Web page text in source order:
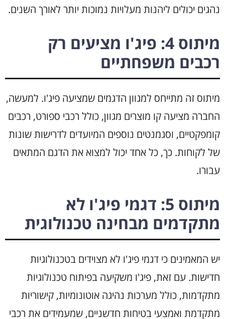
נהגים יכולים ליהנות מעלויות נמוכות יותר לאורך השנים.
מיתוס 4: פיג'ו מציעים רק
רכבים משפחתיים
מיתוס זה מתייחס למגוון הדגמים שמציעה פיג'ו. למעשה,
החברה מציעה קו מוצרים מגוון, כולל רכבי ספורט, רכבים
קומפקטיים, וסגמנטים נוספים המיועדים לדרישות שונות
של לקוחות. כך, כל אחד יכול למצוא את הדגם המתאים
עבורו.
מיתוס 5: דגמי פיג'ו לא
מתקדמים מבחינה טכנולוגית
יש המאמינים כי דגמי פיג'ו לא מצוידים בטכנולוגיות
חדישות. עם זאת, פיג'ו משקיעה בפיתוח טכנולוגיות
מתקדמות, כולל מערכות נהיגה אוטונומיות, קישוריות
מתקדמת ואמצעי בטיחות חדשניים, שמעמידים את רכבי